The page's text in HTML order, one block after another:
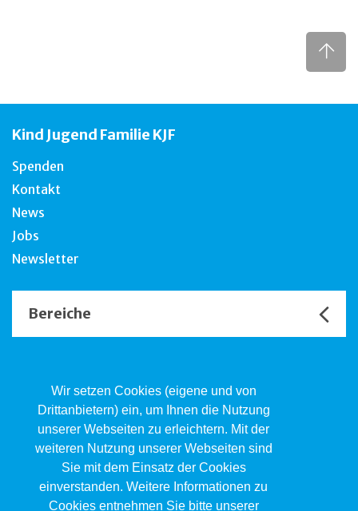
Wir setzen Cookies (eigene und von
Drittanbietern) ein, um Ihnen die Nutzung
unserer Webseiten zu erleichtern. Mit der
weiteren Nutzung unserer Webseiten sind
Sie mit dem Einsatz der Cookies
einverstanden. Weitere Informationen zu
Cookies entnehmen Sie bitte unserer
Kind Jugend Familie KJF
Spenden
Kontakt
News
Jobs
Newsletter
Bereiche
Kind.Jugend.Familie KJF
Poststrasse 2, Postfach, 4410 Liestal
061 551 17 77
kjf@jsw.swiss